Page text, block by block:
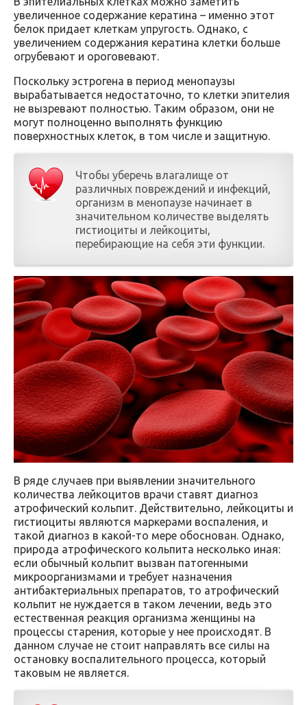
увеличенное содержание кератина – именно этот
белок придает клеткам упругость. Однако, с
увеличением содержания кератина клетки больше
огрубевают и ороговевают.
Поскольку эстрогена в период менопаузы
вырабатывается недостаточно, то клетки эпителия
не вызревают полностью. Таким образом, они не
могут полноценно выполнять функцию
поверхностных клеток, в том числе и защитную.
Чтобы уберечь влагалище от
различных повреждений и инфекций,
организм в менопаузе начинает в
значительном количестве выделять
гистиоциты и лейкоциты,
перебирающие на себя эти функции.
В ряде случаев при выявлении значительного
количества лейкоцитов врачи ставят диагноз
атрофический кольпит. Действительно, лейкоциты и
гистиоциты являются маркерами воспаления, и
такой диагноз в какой-то мере обоснован. Однако,
природа атрофического кольпита несколько иная:
если обычный кольпит вызван патогенными
микроорганизмами и требует назначения
антибактериальных препаратов, то атрофический
кольпит не нуждается в таком лечении, ведь это
естественная реакция организма женщины на
процессы старения, которые у нее происходят. В
данном случае не стоит направлять все силы на
остановку воспалительного процесса, который
таковым не является.